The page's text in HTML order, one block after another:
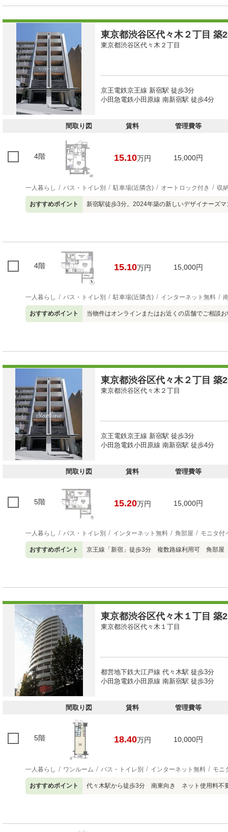
東京都渋谷区代々木２丁目 築
東京都渋谷区代々木２丁目
京王電鉄京王線 新宿駅 徒歩3分
小田急電鉄小田原線 南新宿駅 徒歩4分
間取り図 賃料 管理費等
4階 15.10万円 15,000円
一人暮らし バス・トイレ別 駐車場(近隣含) オートロック付き 収
おすすめポイント 新宿駅徒歩3分。2024年築の新しいデザイナーズマ
4階 15.10万円 15,000円
一人暮らし バス・トイレ別 駐車場(近隣含) インターネット無料
おすすめポイント 当物件はオンラインまたはお近くの店舗でご相談
東京都渋谷区代々木２丁目 築
東京都渋谷区代々木２丁目
京王電鉄京王線 新宿駅 徒歩3分
小田急電鉄小田原線 南新宿駅 徒歩4分
間取り図 賃料 管理費等
5階 15.20万円 15,000円
一人暮らし バス・トイレ別 インターネット無料 角部屋 モニタ付
おすすめポイント 京王線「新宿」徒歩3分 複数路線利用可 角部
東京都渋谷区代々木１丁目 築
東京都渋谷区代々木１丁目
都営地下鉄大江戸線 代々木駅 徒歩3分
小田急電鉄小田原線 南新宿駅 徒歩3分
間取り図 賃料 管理費等
5階 18.40万円 10,000円
一人暮らし ワンルーム バス・トイレ別 インターネット無料 モニ
おすすめポイント 代々木駅から徒歩3分 南東向き ネット使用料